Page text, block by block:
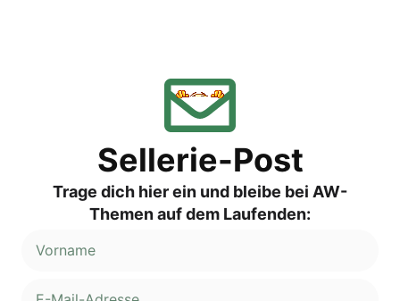
Sellerie-Post
Trage dich hier ein und bleibe bei AW-
Themen auf dem Laufenden: